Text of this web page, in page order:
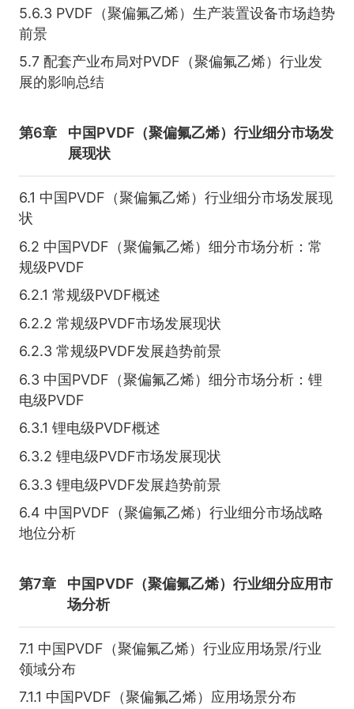
5.6.3 PVDF（聚偏氟乙烯）生产装置设备市场趋势
前景
5.7 配套产业布局对PVDF（聚偏氟乙烯）行业发
展的影响总结
第6章
中国PVDF（聚偏氟乙烯）行业细分市场发
展现状
6.1 中国PVDF（聚偏氟乙烯）行业细分市场发展现
状
6.2 中国PVDF（聚偏氟乙烯）细分市场分析：常
规级PVDF
6.2.1 常规级PVDF概述
6.2.2 常规级PVDF市场发展现状
6.2.3 常规级PVDF发展趋势前景
6.3 中国PVDF（聚偏氟乙烯）细分市场分析：锂
电级PVDF
6.3.1 锂电级PVDF概述
6.3.2 锂电级PVDF市场发展现状
6.3.3 锂电级PVDF发展趋势前景
6.4 中国PVDF（聚偏氟乙烯）行业细分市场战略
地位分析
第7章
中国PVDF（聚偏氟乙烯）行业细分应用市
场分析
7.1 中国PVDF（聚偏氟乙烯）行业应用场景/行业
领域分布
7.1.1 中国PVDF（聚偏氟乙烯）应用场景分布